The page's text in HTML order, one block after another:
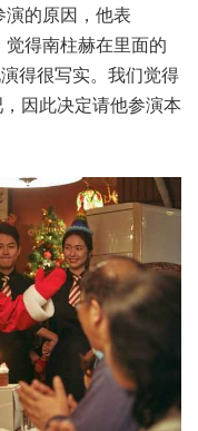
演的原因，他表
得南柱赫在里面的
得很写实。我们觉得
因此决定请他参演本